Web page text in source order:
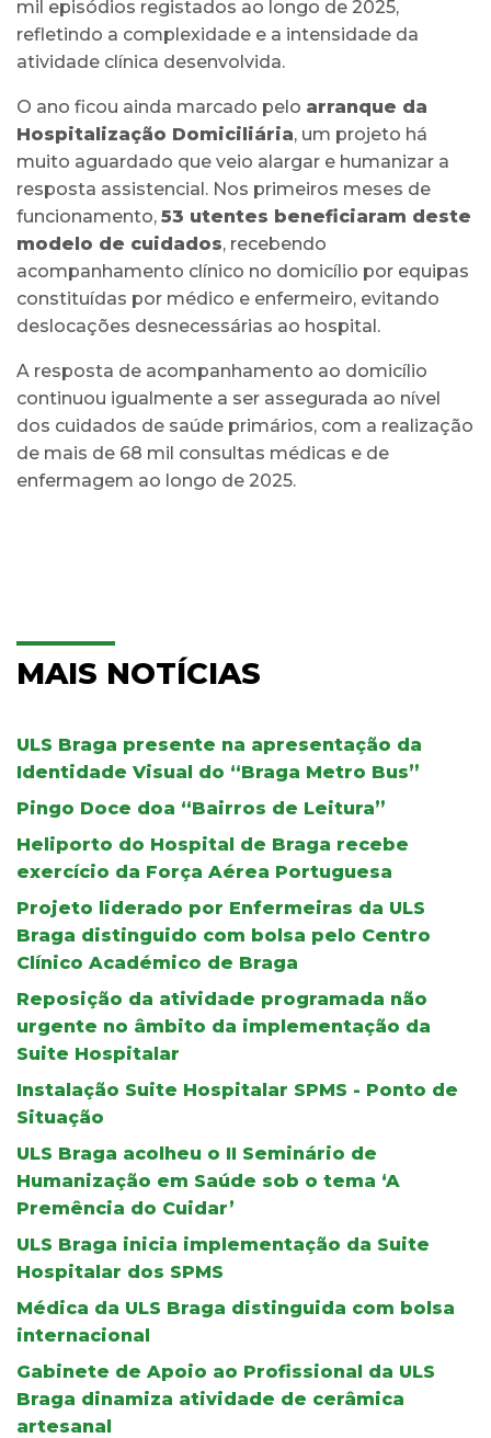
mil episódios registados ao longo de 2025,
refletindo a complexidade e a intensidade da
atividade clínica desenvolvida.
O ano ficou ainda marcado pelo arranque da
Hospitalização Domiciliária, um projeto há
muito aguardado que veio alargar e humanizar a
resposta assistencial. Nos primeiros meses de
funcionamento, 53 utentes beneficiaram deste
modelo de cuidados, recebendo
acompanhamento clínico no domicílio por equipas
constituídas por médico e enfermeiro, evitando
deslocações desnecessárias ao hospital.
A resposta de acompanhamento ao domicílio
continuou igualmente a ser assegurada ao nível
dos cuidados de saúde primários, com a realização
de mais de 68 mil consultas médicas e de
enfermagem ao longo de 2025.
MAIS NOTÍCIAS
ULS Braga presente na apresentação da
Identidade Visual do “Braga Metro Bus”
Pingo Doce doa “Bairros de Leitura”
Heliporto do Hospital de Braga recebe
exercício da Força Aérea Portuguesa
Projeto liderado por Enfermeiras da ULS
Braga distinguido com bolsa pelo Centro
Clínico Académico de Braga
Reposição da atividade programada não
urgente no âmbito da implementação da
Suite Hospitalar
Instalação Suite Hospitalar SPMS - Ponto de
Situação
ULS Braga acolheu o II Seminário de
Humanização em Saúde sob o tema ‘A
Premência do Cuidar’
ULS Braga inicia implementação da Suite
Hospitalar dos SPMS
Médica da ULS Braga distinguida com bolsa
internacional
Gabinete de Apoio ao Profissional da ULS
Braga dinamiza atividade de cerâmica
artesanal